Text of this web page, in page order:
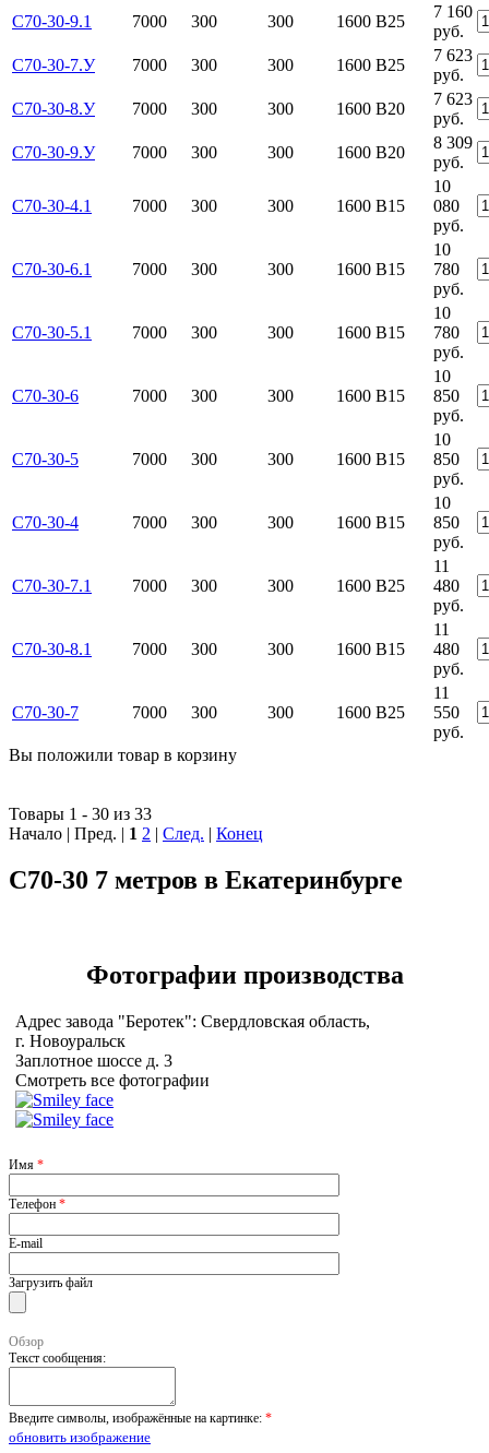
С70-30-9.1
7000 300 300 1600 В25
7 160
руб.
С70-30-7.У
7000 300 300 1600 В25
7 623
руб.
С70-30-8.У
7000 300 300 1600 B20
7 623
руб.
С70-30-9.У
7000 300 300 1600 B20
8 309
руб.
С70-30-4.1 7000 300 300 1600 B15
10
080
руб.
С70-30-6.1 7000 300 300 1600 B15
10
780
руб.
С70-30-5.1 7000 300 300 1600 B15
10
780
руб.
С70-30-6 7000 300 300 1600 B15
10
850
руб.
С70-30-5 7000 300 300 1600 B15
10
850
руб.
С70-30-4 7000 300 300 1600 B15
10
850
руб.
С70-30-7.1 7000 300 300 1600 В25
11
480
руб.
С70-30-8.1 7000 300 300 1600 B15
11
480
руб.
С70-30-7 7000 300 300 1600 В25
11
550
руб.
Вы положили товар в корзину
Товары 1 - 30 из 33
Начало | Пред. | 1 2 | След. | Конец
С70-30 7 метров в Екатеринбурге
Фотографии производства
Адрес завода "Беротек": Свердловская область,
г. Новоуральск
Заплотное шоссе д. 3
Смотреть все фотографии
Имя *
Телефон *
E-mail
Загрузить файл
Обзор
Текст сообщения:
Введите символы, изображённые на картинке: *
обновить изображение